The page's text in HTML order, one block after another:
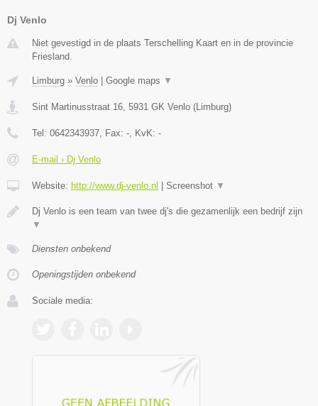
Dj Venlo
Niet gevestigd in de plaats Terschelling Kaart en in de provincie
Friesland.
Limburg » Venlo Google maps ▼
Sint Martinusstraat 16 5931 GK Venlo ( Limburg)
Tel: 0642343937 , Fax: - , KvK: -
E-mail › Dj Venlo
Website: http://www.dj-venlo.nl Screenshot ▼
Dj Venlo is een team van twee dj's die gezamenlijk een bedrijf zijn
▼
Diensten onbekend
Openingstijden onbekend
Sociale media: